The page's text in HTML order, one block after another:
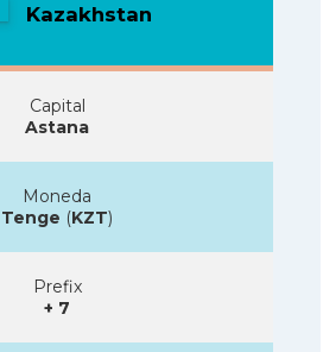
Kazakhstan
Capital
Astana
Moneda
Tenge (KZT)
Prefix
+ 7